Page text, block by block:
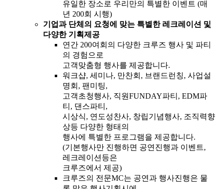
유일한 장소로 우리만의 특별한 이벤트 (매
년 200회 시행)
기업과 단체의 요청에 맞는 특별한 레크레이션 및
다양한 기획제공
연간 200여회의 다양한 크루즈 행사 및 파티
의 경험으로
고객맞춤형 행사를 제공합니다.
워크샵, 세미나, 만찬회, 브랜드런칭, 사업설
명회, 팬미팅,
고객초청행사, 직원FUNDAY파티, EDM파
티, 댄스파티,
시상식, 연도성찬사, 창립기념행사, 조직력향
상등 다양한 형태의
행사에 특별한 프로그램을 제공합니다.
(기본행사만 진행하면 공연진행과 이벤트,
레크레이션등은
크루즈에서 제공)
크루즈의 전문MC는 공연과 행사진행은 물